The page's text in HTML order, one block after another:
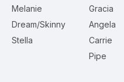
Melanie
Dream/Skinny
Stella
Gracia
Angela
Carrie
Pipe